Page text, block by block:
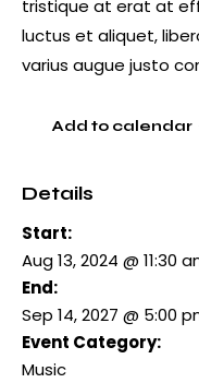
tristique at erat at
luctus et aliquet,
varius augue justo
Add to calendar
Details
Start:
Aug 13, 2024 @ 11:30
End:
Sep 14, 2027 @ 5:00
Event Category:
Music